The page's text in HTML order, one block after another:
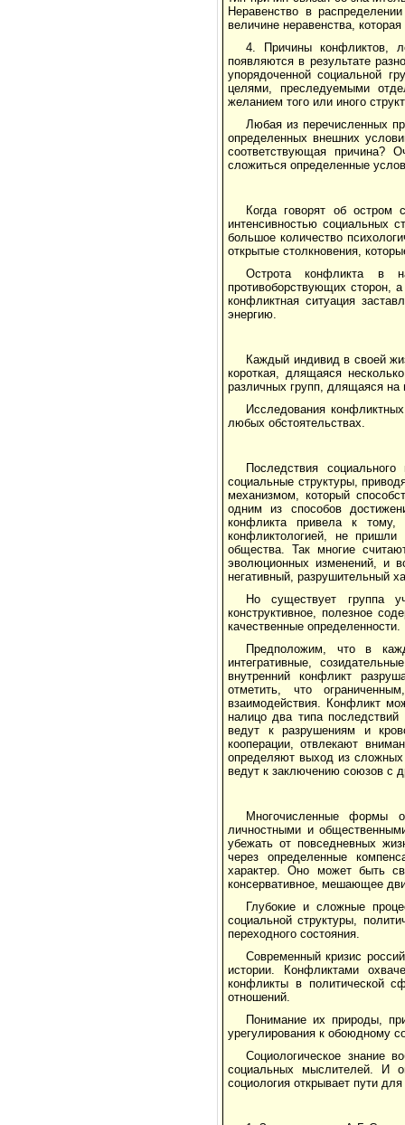
Неравенство в
величине неравенства,
4. Причины конфликтов,
появляются в результате
упорядоченной социальной
целями, преследуемыми
желанием того или иного
Любая из перечисленных
определенных внешних
соответствующая причина?
сложиться определенные
Когда говорят об остром
интенсивностью социальных
большое количество
открытые столкновения,
Острота конфликта в
противоборствующих сторон,
конфликтная ситуация
энергию.
Каждый индивид в своей
короткая, длящаяся
различных групп, длящаяся на
Исследования
любых обстоятельствах.
Последствия
социальные структуры,
механизмом, который
одним из способов
конфликта привела к тому,
конфликтологией, не
общества. Так многие
эволюционных изменений, и
негативный, разрушительный
Но существует группа
конструктивное, полезное
качественные определенности.
Предположим, что в
интегративные,
внутренний конфликт
отметить, что
взаимодействия. Конфликт
налицо два типа последствий
ведут к разрушениям и
кооперации, отвлекают
определяют выход из сложных
ведут к заключению союзов с
Многочисленные формы
личностными и
убежать от повседневных
через определенные
характер. Оно может быть
консервативное, мешающее
Глубокие и сложные
социальной структуры,
переходного состояния.
Современный кризис
истории. Конфликтами
конфликты в политической
отношений.
Понимание их природы,
урегулирования к обоюдному
Социологическое знание
социальных мыслителей. И
социология открывает пути